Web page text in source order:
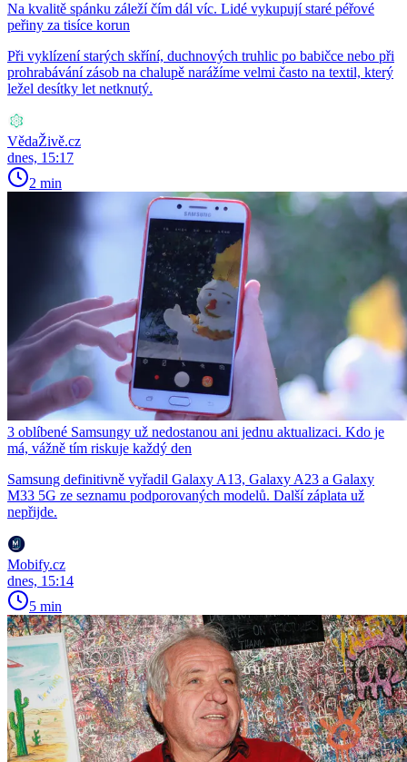
Na kvalitě spánku záleží čím dál víc. Lidé vykupují staré péřové
peřiny za tisíce korun
Při vyklízení starých skříní, duchnových truhlic po babičce nebo při
prohrabávání zásob na chalupě narážíme velmi často na textil, který
ležel desítky let netknutý.
VědaŽivě.cz
dnes, 15:17
2 min
3 oblíbené Samsungy už nedostanou ani jednu aktualizaci. Kdo je
má, vážně tím riskuje každý den
Samsung definitivně vyřadil Galaxy A13, Galaxy A23 a Galaxy
M33 5G ze seznamu podporovaných modelů. Další záplata už
nepřijde.
Mobify.cz
dnes, 15:14
5 min